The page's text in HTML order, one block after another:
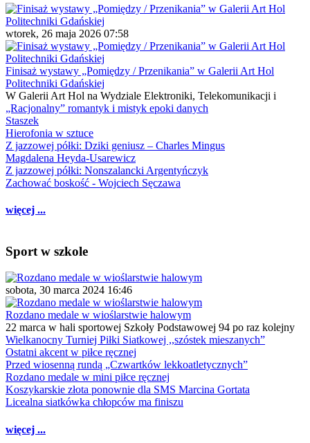
wtorek, 26 maja 2026 07:58
Finisaż wystawy „Pomiędzy / Przenikania” w Galerii Art Hol
Politechniki Gdańskiej
W Galerii Art Hol na Wydziale Elektroniki, Telekomunikacji i
„Racjonalny” romantyk i mistyk epoki danych
Staszek
Hierofonia w sztuce
Z jazzowej półki: Dziki geniusz – Charles Mingus
Magdalena Heyda-Usarewicz
Z jazzowej półki: Nonszalancki Argentyńczyk
Zachować boskość - Wojciech Sęczawa
więcej ...
Sport w szkole
sobota, 30 marca 2024 16:46
Rozdano medale w wioślarstwie halowym
22 marca w hali sportowej Szkoły Podstawowej 94 po raz kolejny
Wielkanocny Turniej Piłki Siatkowej ,,szóstek mieszanych”
Ostatni akcent w piłce ręcznej
Przed wiosenną rundą „Czwartków lekkoatletycznych”
Rozdano medale w mini piłce ręcznej
Koszykarskie złota ponownie dla SMS Marcina Gortata
Licealna siatkówka chłopców ma finiszu
więcej ...